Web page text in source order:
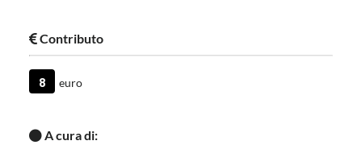
Contributo
8 euro
A cura di: